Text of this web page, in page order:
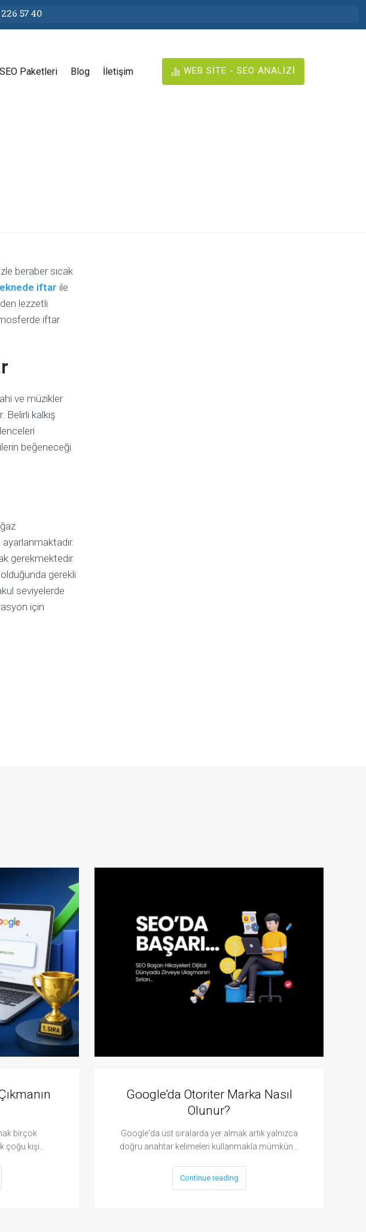
57 40
SEO Paketleri Blog İletişim WEB SİTE - SEO ANALİZİ
beraber sıcak
iftar ile
lezzetli
iftar
ve müzikler
Belirli kalkış
beğeneceği
gerekmektedir.
gerekli
seviyelerde
için
birçok
çoğu kişi…
Google'da Otoriter Marka Nasıl
Olunur?
Google'da üst sıralarda yer almak artık yalnızca
doğru anahtar kelimeleri kullanmakla mümkün…
Continue reading